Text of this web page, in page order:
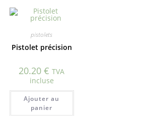
pistolets
Pistolet précision
20.20€ TVA
incluse
Ajouter au
panier